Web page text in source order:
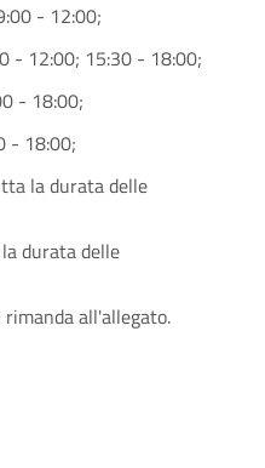
- 12:00;
- 12:00; 15:30 - 18:00;
- 18:00;
- 18:00;
la durata delle
durata delle
all'allegato.